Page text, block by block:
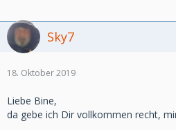
Sky7
18. Oktober 2019
Liebe Bine,
da gebe ich Dir vollkommen recht,